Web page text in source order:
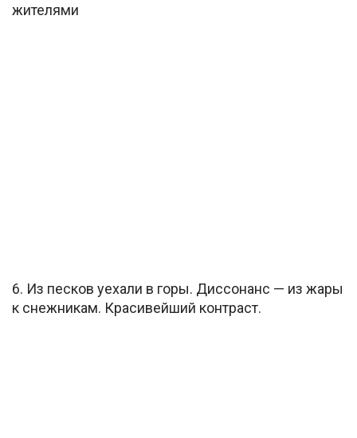
жителями
6. Из песков уехали в горы. Диссонанс — из жары
к снежникам. Красивейший контраст.